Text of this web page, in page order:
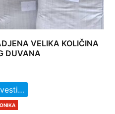
VELIKA KOLIČINA
DUVANA